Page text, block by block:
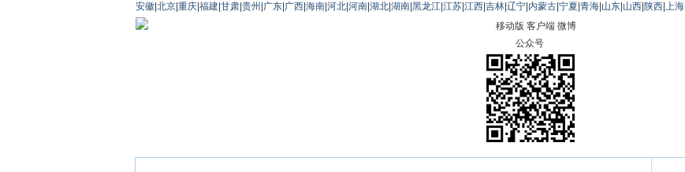
安徽 北京 重庆 福建 甘肃 贵州 广东 广西 海南 河北 河南 湖北 湖南 黑龙江 江苏 江西 吉林 辽宁 内蒙古 宁夏 青海 山东 山西 陕西 上海
移动版 客户端 微博
公众号